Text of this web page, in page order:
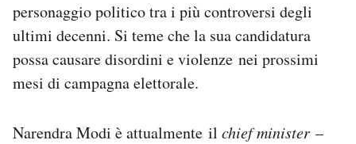
personaggio politico tra i più controversi degli
ultimi decenni. Si teme che la sua candidatura
possa causare disordini e violenze nei prossimi
mesi di campagna elettorale.
Narendra Modi è attualmente il chief minister –